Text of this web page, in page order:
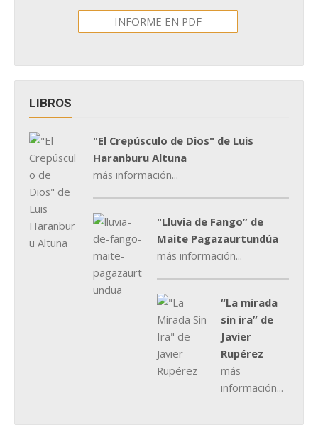
INFORME EN PDF
LIBROS
"El Crepúsculo de Dios" de Luis
Haranburu Altuna
más información...
"Lluvia de Fango” de
Maite Pagazaurtundúa
más información...
“La mirada
sin ira” de
Javier
Rupérez
más
información...